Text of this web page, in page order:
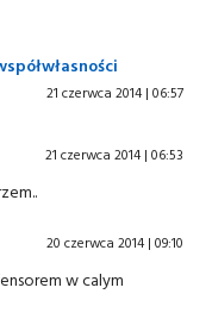
21 czerwca 2014 | 06:57
21 czerwca 2014 | 06:53
20 czerwca 2014 | 09:10
w calym